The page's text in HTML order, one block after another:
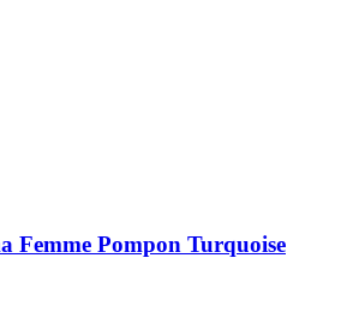
Femme Pompon Turquoise